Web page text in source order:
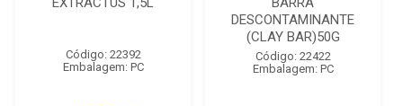
Código: 22392
Embalagem: PC
DESCONTAMINANTE
(CLAY BAR)50G
Código: 22422
Embalagem: PC